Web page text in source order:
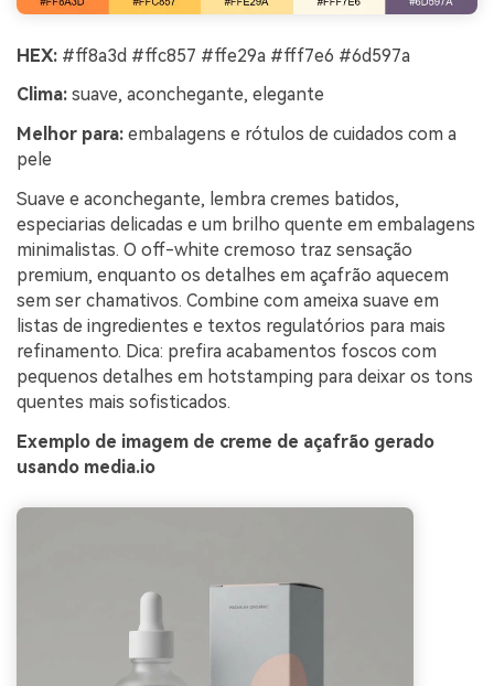
HEX: #ff8a3d #ffc857 #ffe29a #fff7e6 #6d597a
Clima: suave, aconchegante, elegante
Melhor para: embalagens e rótulos de cuidados com a
pele
Suave e aconchegante, lembra cremes batidos,
especiarias delicadas e um brilho quente em embalagens
minimalistas. O off-white cremoso traz sensação
premium, enquanto os detalhes em açafrão aquecem
sem ser chamativos. Combine com ameixa suave em
listas de ingredientes e textos regulatórios para mais
refinamento. Dica: prefira acabamentos foscos com
pequenos detalhes em hotstamping para deixar os tons
quentes mais sofisticados.
Exemplo de imagem de creme de açafrão gerado
usando media.io